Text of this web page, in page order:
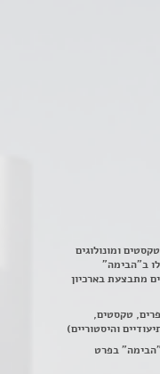
ומונולוגים
שהועלו ב"הבימה"
מתבצעת בארכיון
טקסטים,
והיסטוריים)
"הבימה" בפרט